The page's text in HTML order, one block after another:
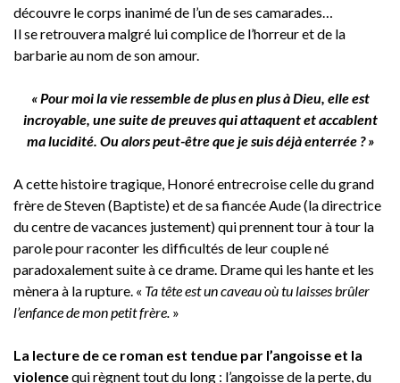
découvre le corps inanimé de l’un de ses camarades…
Il se retrouvera malgré lui complice de l’horreur et de la
barbarie au nom de son amour.
« Pour moi la vie ressemble de plus en plus à Dieu, elle est
incroyable, une suite de preuves qui attaquent et accablent
ma lucidité. Ou alors peut-être que je suis déjà enterrée ? »
A cette histoire tragique, Honoré entrecroise celle du grand
frère de Steven (Baptiste) et de sa fiancée Aude (la directrice
du centre de vacances justement) qui prennent tour à tour la
parole pour raconter les difficultés de leur couple né
paradoxalement suite à ce drame. Drame qui les hante et les
mènera à la rupture. « Ta tête est un caveau où tu laisses brûler
l’enfance de mon petit frère. »
La lecture de ce roman est tendue par l’angoisse et la
violencequi règnent tout du long : l’angoisse de la perte, du